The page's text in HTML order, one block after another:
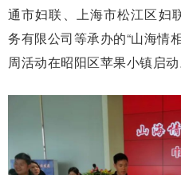
通市妇联、上海市松江区妇
务有限公司等承办的“山海情
周活动在昭阳区苹果小镇启动